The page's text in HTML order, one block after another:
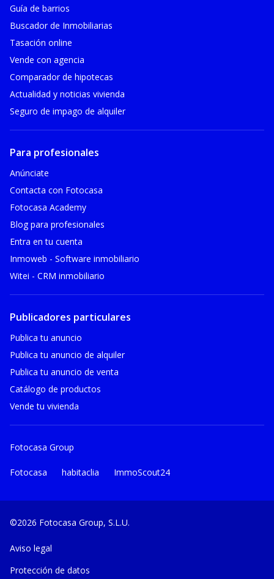
Guía de barrios
Buscador de Inmobiliarias
Tasación online
Vende con agencia
Comparador de hipotecas
Actualidad y noticias vivienda
Seguro de impago de alquiler
Para profesionales
Anúnciate
Contacta con Fotocasa
Fotocasa Academy
Blog para profesionales
Entra en tu cuenta
Inmoweb - Software inmobiliario
Witei - CRM inmobiliario
Publicadores particulares
Publica tu anuncio
Publica tu anuncio de alquiler
Publica tu anuncio de venta
Catálogo de productos
Vende tu vivienda
Fotocasa Group
Fotocasa habitaclia ImmoScout24
©2026 Fotocasa Group, S.L.U.
Aviso legal
Protección de datos